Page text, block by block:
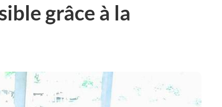
grâce à la